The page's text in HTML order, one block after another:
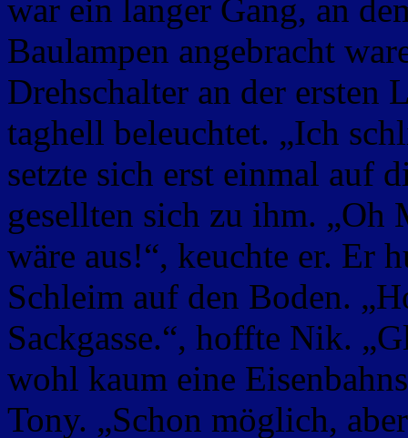
war ein langer Gang, an
Baulampen angebracht
Drehschalter an der ersten
taghell beleuchtet. „Ich
setzte sich erst einmal auf
gesellten sich zu ihm. „Oh
wäre aus!“, keuchte er. Er
Schleim auf den Boden.
Sackgasse.“, hoffte Nik.
wohl kaum eine
Tony. „Schon möglich,